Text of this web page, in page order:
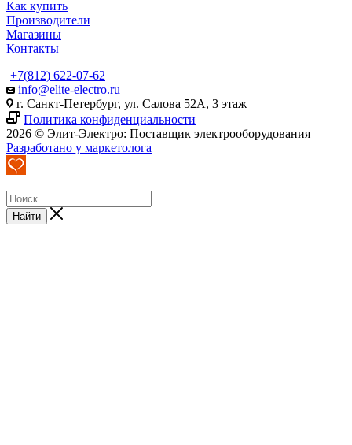
Как купить
Производители
Магазины
Контакты
+7(812) 622-07-62
info@elite-electro.ru
г. Санкт-Петербург, ул. Салова 52А, 3 этаж
Политика конфиденциальности
2026 © Элит-Электро: Поставщик электрооборудования
Разработано у маркетолога
Найти